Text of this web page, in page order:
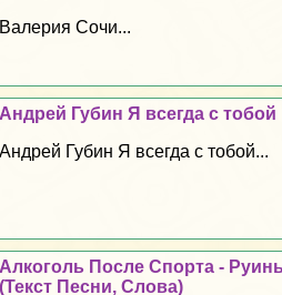
Валерия Сочи...
Андрей Губин Я всегда с тобой
Андрей Губин Я всегда с тобой...
Алкоголь После Спорта -
(Текст Песни, Слова)